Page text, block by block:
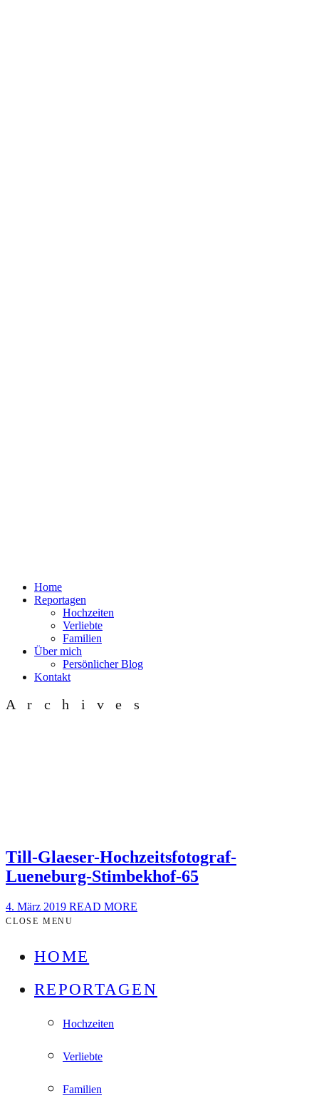
Home
Reportagen
Hochzeiten
Verliebte
Familien
Über mich
Persönlicher Blog
Kontakt
Archives
Till-Glaeser-Hochzeitsfotograf-
Lueneburg-Stimbekhof-65
4. März 2019 READ MORE
CLOSE MENU
HOME
REPORTAGEN
Hochzeiten
Verliebte
Familien